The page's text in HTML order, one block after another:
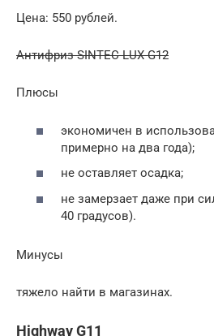
Цена: 550 рублей.
Антифриз SINTEC LUX G12
Плюсы
экономичен в
примерно на два года);
не оставляет осадка;
не замерзает даже при
40 градусов).
Минусы
тяжело найти в магазинах.
Highway G11